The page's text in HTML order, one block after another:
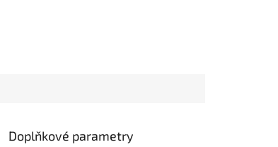
Doplňkové parametry